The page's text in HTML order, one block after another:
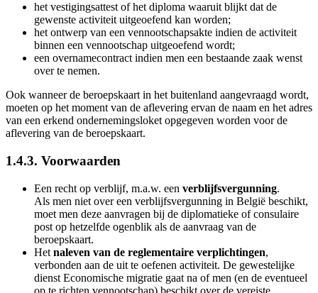
het vestigingsattest of het diploma waaruit blijkt dat de
gewenste activiteit uitgeoefend kan worden;
het ontwerp van een vennootschapsakte indien de activiteit
binnen een vennootschap uitgeoefend wordt;
een overnamecontract indien men een bestaande zaak wenst
over te nemen.
Ook wanneer de beroepskaart in het buitenland aangevraagd wordt,
moeten op het moment van de aflevering ervan de naam en het adres
van een erkend ondernemingsloket opgegeven worden voor de
aflevering van de beroepskaart.
1.4.3. Voorwaarden
Een recht op verblijf, m.a.w. een verblijfsvergunning.
Als men niet over een verblijfsvergunning in België beschikt,
moet men deze aanvragen bij de diplomatieke of consulaire
post op hetzelfde ogenblik als de aanvraag van de
beroepskaart.
Het naleven van de reglementaire verplichtingen,
verbonden aan de uit te oefenen activiteit. De gewestelijke
dienst Economische migratie gaat na of men (en de eventueel
op te richten vennootschap) beschikt over de vereiste